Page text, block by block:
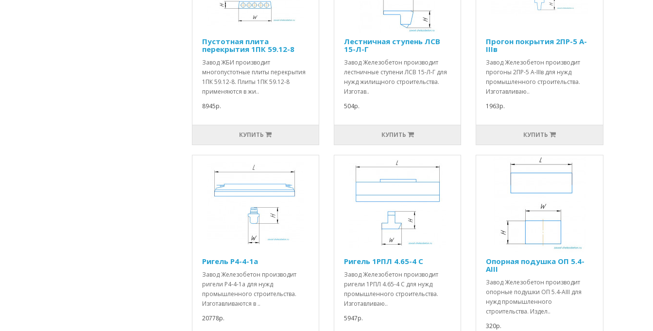
Пустотная плита
перекрытия 1ПК 59.12-8
Завод ЖБИ производит
многопустотные плиты перекрытия
1ПК 59.12-8. Плиты 1ПК 59.12-8
применяются в жи..
8945р.
КУПИТЬ
Лестничная ступень ЛСВ
15-Л-Г
Завод Железобетон производит
лестничные ступени ЛСВ 15-Л-Г для
нужд жилищного строительства.
Изготав..
504р.
КУПИТЬ
Прогон покрытия 2ПР-5 А-
IIIв
Завод Железобетон производит
прогоны 2ПР-5 А-IIIв для нужд
промышленного строительства.
Изготавливаю..
1963р.
КУПИТЬ
Ригель Р4-4-1а
Завод Железобетон производит
ригели Р4-4-1а для нужд
промышленного строительства.
Изготавливаются в ..
20778р.
Ригель 1РПЛ 4.65-4 С
Завод Железобетон производит
ригели 1РПЛ 4.65-4 С для нужд
промышленного строительства.
Изготавливаю..
5947р.
Опорная подушка ОП 5.4-
АIII
Завод Железобетон производит
опорные подушки ОП 5.4-АIII для
нужд промышленного
строительства. Издел..
320р.